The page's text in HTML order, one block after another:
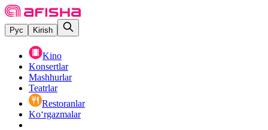
Рус Kirish
Kino
Konsertlar
Mashhurlar
Teatrlar
Restoranlar
Ko‘rgazmalar